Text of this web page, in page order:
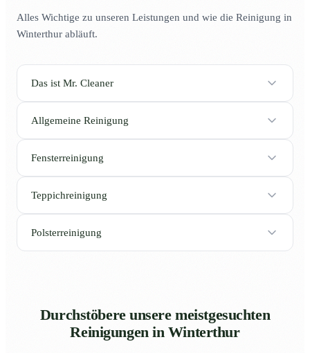
Alles Wichtige zu unseren Leistungen und wie die Reinigung in
Winterthur abläuft.
Das ist Mr. Cleaner
Allgemeine Reinigung
Fensterreinigung
Teppichreinigung
Polsterreinigung
Durchstöbere unsere meistgesuchten
Reinigungen in Winterthur